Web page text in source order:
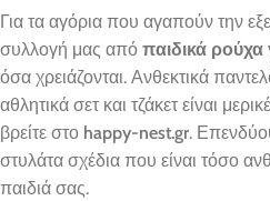
Για τα αγόρια που αγαπούν την
συλλογή μας από παιδικά ρούχα
όσα χρειάζονται. Ανθεκτικά
αθλητικά σετ και τζάκετ είναι
βρείτε στο happy-nest.gr.
στυλάτα σχέδια που είναι τόσο
παιδιά σας.